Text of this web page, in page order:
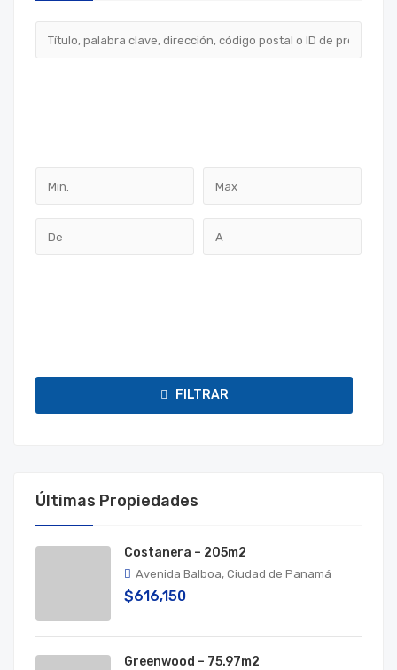
FILTRAR
Últimas Propiedades
Costanera – 205m2
Avenida Balboa, Ciudad de Panamá
$616,150
Greenwood – 75.97m2